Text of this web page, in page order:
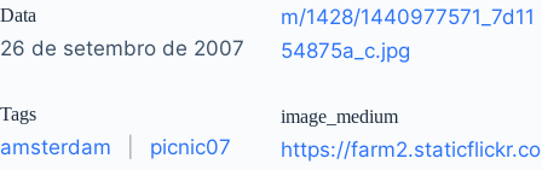
Data
26 de setembro de 2007
Tags
amsterdam picnic07
m/1428/1440977571_7d11
54875a_c.jpg
image_medium
https://farm2.staticflickr.co